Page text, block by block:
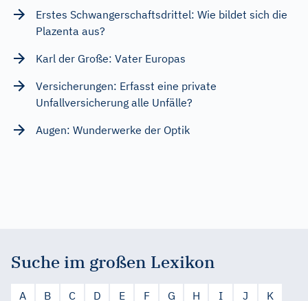
Erstes Schwangerschaftsdrittel: Wie bildet sich die
Plazenta aus?
Karl der Große: Vater Europas
Versicherungen: Erfasst eine private
Unfallversicherung alle Unfälle?
Augen: Wunderwerke der Optik
Suche im großen Lexikon
A B C D E F G H I J
K